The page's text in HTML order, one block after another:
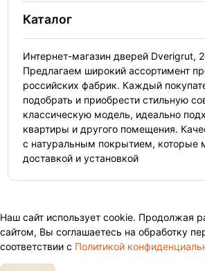
Каталог
Интернет-магазин дверей Dverigrut,
Предлагаем широкий ассортимент
российских фабрик. Каждый
подобрать и приобрести стильную
классическую модель, идеально
квартиры и другого помещения.
с натуральным покрытием, которые
доставкой и установкой
Наш сайт использует cookie. Продолжая
сайтом, Вы соглашаетесь на обработку
соответствии с Политикой